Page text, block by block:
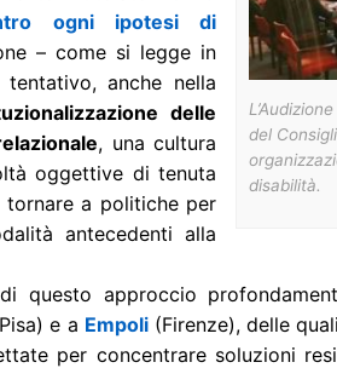
del
disabilità.
ogni ipotesi di
– come si legge in
tentativo, anche nella
delle
, una cultura
oggettive di tenuta
a politiche per
antecedenti alla
questo approccio
e a Empoli(Firenze), delle
per concentrare soluzioni